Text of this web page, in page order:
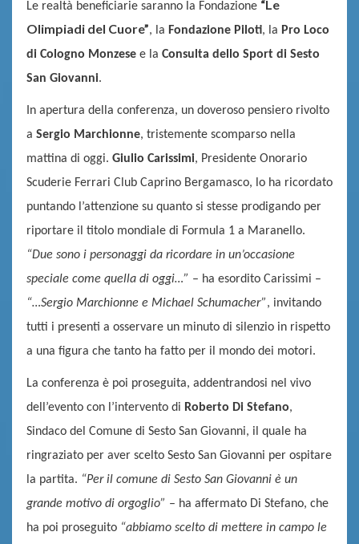
Le realtà beneficiarie saranno la Fondazione “Le
Olimpiadi del Cuore”, la Fondazione Piloti, la Pro Loco
di Cologno Monzese e la Consulta dello Sport di Sesto
San Giovanni.
In apertura della conferenza, un doveroso pensiero rivolto
a Sergio Marchionne, tristemente scomparso nella
mattina di oggi. Giulio Carissimi, Presidente Onorario
Scuderie Ferrari Club Caprino Bergamasco, lo ha ricordato
puntando l’attenzione su quanto si stesse prodigando per
riportare il titolo mondiale di Formula 1 a Maranello.
“Due sono i personaggi da ricordare in un’occasione
speciale come quella di oggi…” – ha esordito Carissimi –
“…Sergio Marchionne e Michael Schumacher”, invitando
tutti i presenti a osservare un minuto di silenzio in rispetto
a una figura che tanto ha fatto per il mondo dei motori.
La conferenza è poi proseguita, addentrandosi nel vivo
dell’evento con l’intervento di Roberto Di Stefano,
Sindaco del Comune di Sesto San Giovanni, il quale ha
ringraziato per aver scelto Sesto San Giovanni per ospitare
la partita. “Per il comune di Sesto San Giovanni è un
grande motivo di orgoglio” – ha affermato Di Stefano, che
ha poi proseguito “abbiamo scelto di mettere in campo le